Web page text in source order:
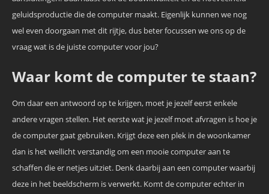
geluidsproductie die de computer maakt. Eigenlijk kunnen we nog
wel even doorgaan met dit rijtje, dus beter focussen we ons op de
vraag wat is de juiste computer voor jou?
Waar komt de computer te staan?
Om daar een antwoord op te krijgen, moet je jezelf eerst enkele
andere vragen stellen. Het eerste wat je jezelf moet afvragen is hoe je
de computer gaat gebruiken. Krijgt deze een plek in de woonkamer
dan is het wellicht verstandig om een mooie computer aan te
schaffen die er netjes uitziet. Denk daarbij aan een computer waarbij
deze in het beeldscherm is verwerkt. Komt de computer echter in